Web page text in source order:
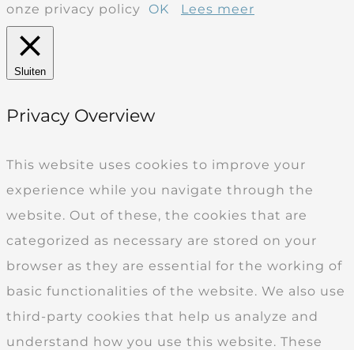
onze privacy policy
OK Lees meer
Sluiten
Privacy Overview
This website uses cookies to improve your
experience while you navigate through the
website. Out of these, the cookies that are
categorized as necessary are stored on your
browser as they are essential for the working of
basic functionalities of the website. We also use
third-party cookies that help us analyze and
understand how you use this website. These